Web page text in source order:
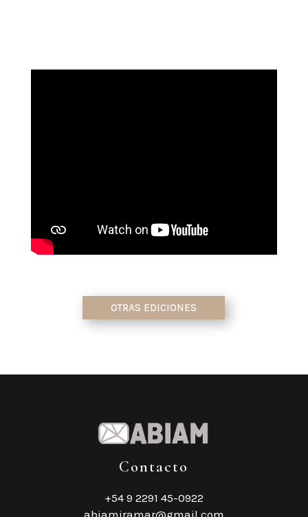
OTRAS EDICIONES
Contacto
+54 9 2291 45-0922
‎abiamiramar@gmail.com